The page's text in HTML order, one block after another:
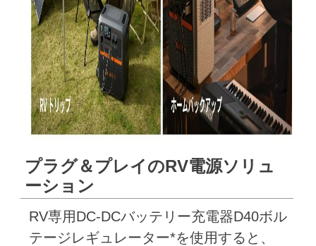
プラグ＆プレイのRV電源ソリュ
ーション
RV専用DC-DCバッテリー充電器D40ボル
テージレギュレーター*を使用すると、